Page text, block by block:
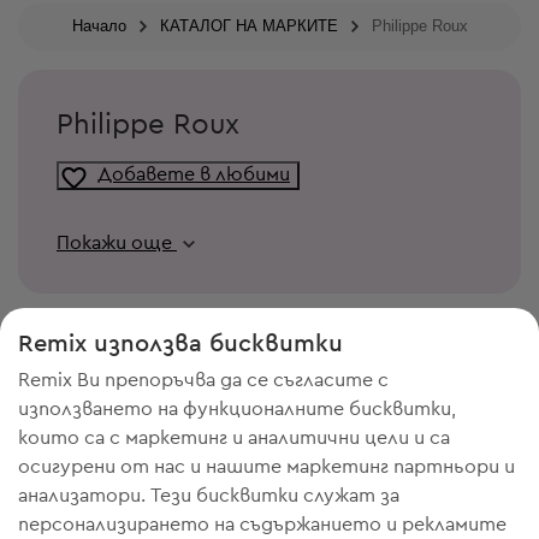
Начало КАТАЛОГ НА МАРКИТЕ Philippe Roux
Philippe Roux
Добавете в любими
Покажи още
ИМАШ НУЖДА ОТ МЯСТО В
Remix използва бисквитки
Remix Ви препоръчва да се съгласите с
използването на функционалните бисквитки,
които са с маркетинг и аналитични цели и са
осигурени от нас и нашите маркетинг партньори и
анализатори. Тези бисквитки служат за
персонализирането на съдържанието и рекламите